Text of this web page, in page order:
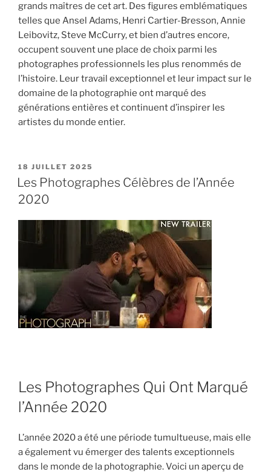
grands maîtres de cet art. Des figures emblématiques
telles que Ansel Adams, Henri Cartier-Bresson, Annie
Leibovitz, Steve McCurry, et bien d’autres encore,
occupent souvent une place de choix parmi les
photographes professionnels les plus renommés de
l’histoire. Leur travail exceptionnel et leur impact sur le
domaine de la photographie ont marqué des
générations entières et continuent d’inspirer les
artistes du monde entier.
PUBLIÉ
LE
18 JUILLET 2025
Les Photographes Célèbres de l’Année
2020
Les Photographes Qui Ont Marqué
l’Année 2020
L’année 2020 a été une période tumultueuse, mais elle
a également vu émerger des talents exceptionnels
dans le monde de la photographie. Voici un aperçu de